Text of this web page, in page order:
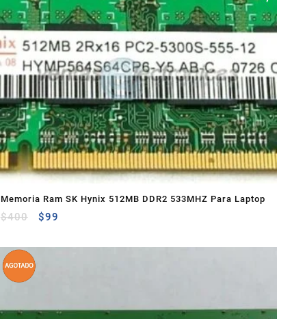
Memoria Ram SK Hynix 512MB DDR2 533MHZ Para Laptop
$400 $99